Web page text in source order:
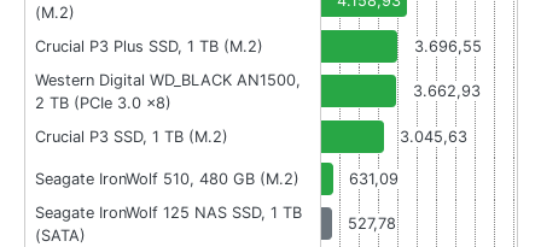
(M.2)
Crucial P3 Plus SSD, 1 TB (M.2)
3.696,55
Western Digital WD_BLACK AN1500,
2 TB (PCIe 3.0 x8)
3.662,93
Crucial P3 SSD, 1 TB (M.2) 3.045,63
Seagate IronWolf 510, 480 GB (M.2)
631,09
Seagate IronWolf 125 NAS SSD, 1 TB
(SATA)
527,78